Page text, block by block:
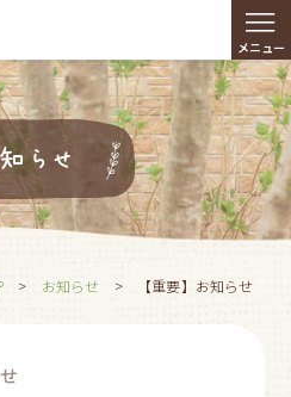
≡
メニュー
らせ
> お知らせ > 【重要】お知らせ